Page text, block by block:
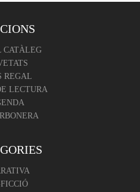
CATÀLEG
REGAL
LECTURA